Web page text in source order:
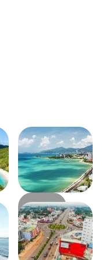
Нячанг
87км